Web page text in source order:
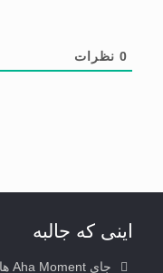
0 نظرات
اینی که جالبه
جای Aha Moment هاست